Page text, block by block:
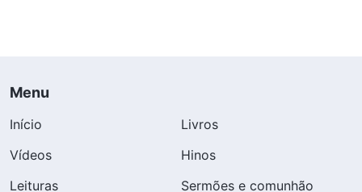
Menu
Início
Livros
Vídeos
Hinos
Leituras
Sermões e comunhão